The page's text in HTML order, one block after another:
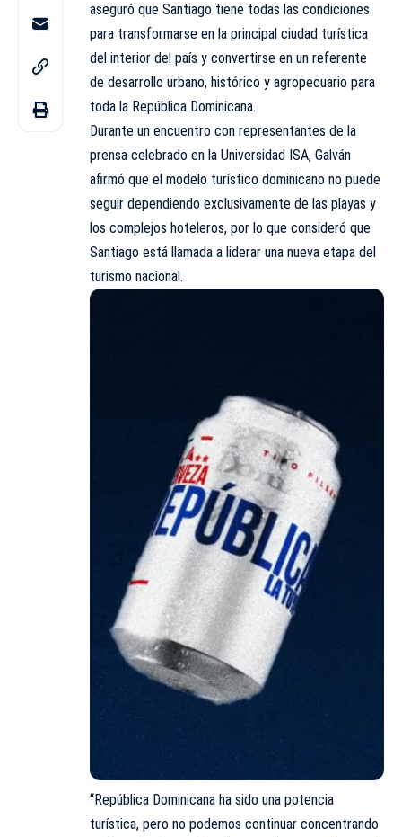
aseguró que Santiago tiene todas las condiciones
para transformarse en la principal ciudad turística
del interior del país y convertirse en un referente
de desarrollo urbano, histórico y agropecuario para
toda la República Dominicana.
Durante un encuentro con representantes de la
prensa celebrado en la Universidad ISA, Galván
afirmó que el modelo turístico dominicano no puede
seguir dependiendo exclusivamente de las playas y
los complejos hoteleros, por lo que consideró que
Santiago está llamada a liderar una nueva etapa del
turismo nacional.
“República Dominicana ha sido una potencia
turística, pero no podemos continuar concentrando